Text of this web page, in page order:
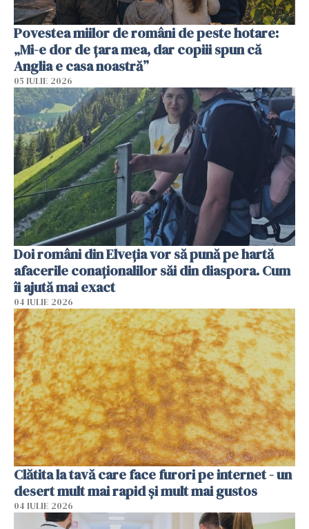
Povestea miilor de români de peste hotare:
„Mi-e dor de țara mea, dar copiii spun că
Anglia e casa noastră”
05 IULIE 2026
Doi români din Elveția vor să pună pe hartă
afacerile conaționalilor săi din diaspora. Cum
îi ajută mai exact
04 IULIE 2026
Clătita la tavă care face furori pe internet - un
desert mult mai rapid și mult mai gustos
04 IULIE 2026